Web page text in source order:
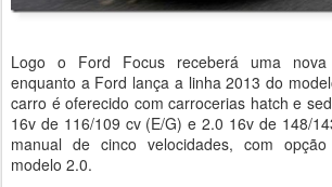
Logo o Ford Focus receberá uma
enquanto a Ford lança a linha 2013 do
carro é oferecido com carrocerias hatch e
16v de 116/109 cv (E/G) e 2.0 16v de 148/
manual de cinco velocidades, com
modelo 2.0.